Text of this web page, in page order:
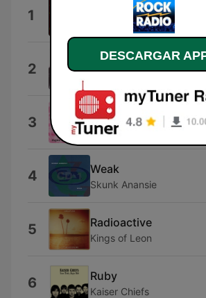
1 Don't Cry
Guns N' Roses
2 Long Blond Animal
3 Only Happy When It
Garbage
4 Weak
Skunk Anansie
5 Radioactive
Kings of Leon
6 Ruby
Kaiser Chiefs
DESCARGAR